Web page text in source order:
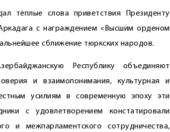
тёплые слова приветствия Президенту
с награждением «Высшим орденом
сближение тюркских народов.
Республику объединяют
и взаимопонимания, культурная и
усилиям в современную эпоху эти
с удовлетворением констатировали
и межпарламентского сотрудничества,